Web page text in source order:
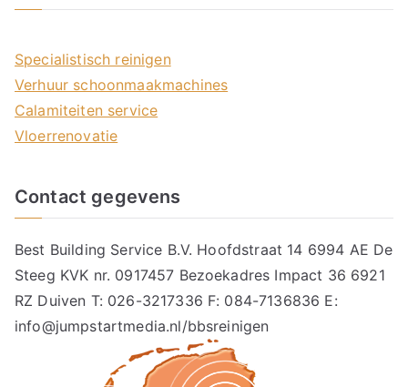
Specialistisch reinigen
Verhuur schoonmaakmachines
Calamiteiten service
Vloerrenovatie
Contact gegevens
Best Building Service B.V. Hoofdstraat 14 6994 AE De
Steeg KVK nr. 0917457 Bezoekadres Impact 36 6921
RZ Duiven T: 026-3217336 F: 084-7136836 E:
info@jumpstartmedia.nl/bbsreinigen